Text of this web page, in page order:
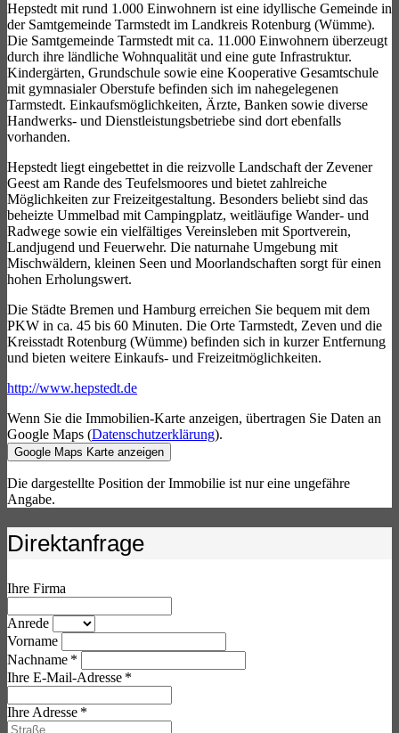
Hepstedt mit rund 1.000 Einwohnern ist eine idyllische Gemeinde in
der Samtgemeinde Tarmstedt im Landkreis Rotenburg (Wümme).
Die Samtgemeinde Tarmstedt mit ca. 11.000 Einwohnern überzeugt
durch ihre ländliche Wohnqualität und eine gute Infrastruktur.
Kindergärten, Grundschule sowie eine Kooperative Gesamtschule
mit gymnasialer Oberstufe befinden sich im nahegelegenen
Tarmstedt. Einkaufsmöglichkeiten, Ärzte, Banken sowie diverse
Handwerks- und Dienstleistungsbetriebe sind dort ebenfalls
vorhanden.
Hepstedt liegt eingebettet in die reizvolle Landschaft der Zevener
Geest am Rande des Teufelsmoores und bietet zahlreiche
Möglichkeiten zur Freizeitgestaltung. Besonders beliebt sind das
beheizte Ummelbad mit Campingplatz, weitläufige Wander- und
Radwege sowie ein vielfältiges Vereinsleben mit Sportverein,
Landjugend und Feuerwehr. Die naturnahe Umgebung mit
Mischwäldern, kleinen Seen und Moorlandschaften sorgt für einen
hohen Erholungswert.
Die Städte Bremen und Hamburg erreichen Sie bequem mit dem
PKW in ca. 45 bis 60 Minuten. Die Orte Tarmstedt, Zeven und die
Kreisstadt Rotenburg (Wümme) befinden sich in kurzer Entfernung
und bieten weitere Einkaufs- und Freizeitmöglichkeiten.
http://www.hepstedt.de
Wenn Sie die Immobilien-Karte anzeigen, übertragen Sie Daten an
Google Maps (Datenschutzerklärung).
Google Maps Karte anzeigen
Die dargestellte Position der Immobilie ist nur eine ungefähre
Angabe.
Direktanfrage
Ihre Firma
Anrede
Vorname
Nachname *
Ihre E-Mail-Adresse *
Ihre Adresse *